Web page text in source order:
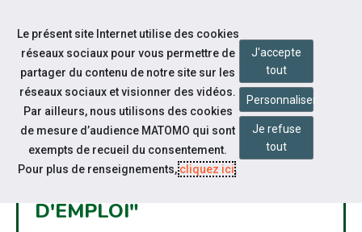
Aller au contenu
ATELIER APPUI PONCTUEL
"ABORDER SON HANDICAP
D'EMPLOI"
Le présent site Internet utilise des cookies
réseaux sociaux pour vous permettre de
partager du contenu de notre site sur les
réseaux sociaux et visionner des vidéos.
Par ailleurs, nous utilisons des cookies
de mesure d’audience MATOMO qui sont
exempts de recueil du consentement.
Pour plus de renseignements,cliquez ici.
J'accepte
tout
Personnaliser
Je refuse
tout